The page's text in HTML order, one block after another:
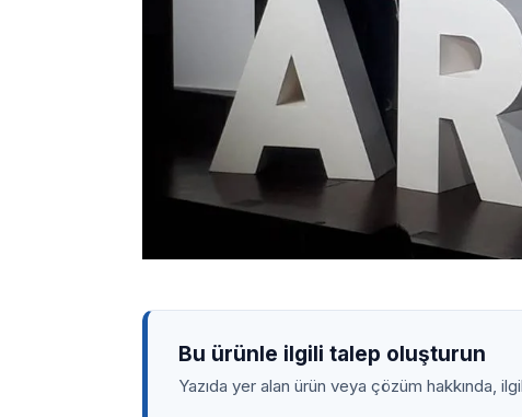
Bu ürünle ilgili talep oluşturun
Yazıda yer alan ürün veya çözüm hakkında,